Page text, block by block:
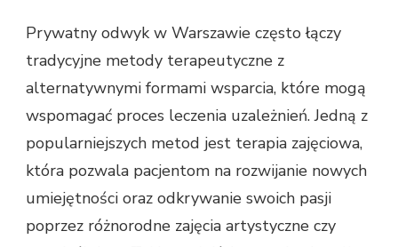
Prywatny odwyk w Warszawie często łączy
tradycyjne metody terapeutyczne z
alternatywnymi formami wsparcia, które mogą
wspomagać proces leczenia uzależnień. Jedną z
popularniejszych metod jest terapia zajęciowa,
która pozwala pacjentom na rozwijanie nowych
umiejętności oraz odkrywanie swoich pasji
poprzez różnorodne zajęcia artystyczne czy